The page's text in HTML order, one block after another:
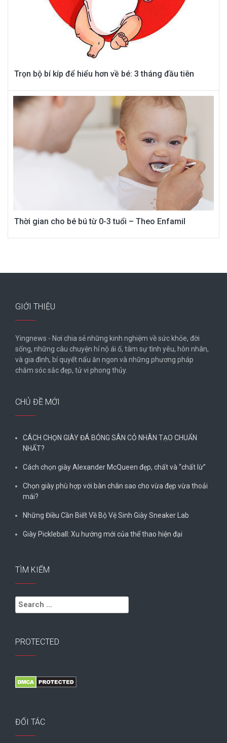
Trọn bộ bí kíp để hiểu hơn về bé: 3 tháng đầu tiên
Thời gian cho bé bú từ 0-3 tuổi – Theo Enfamil
GIỚI THIỆU
Yingnews - Nơi chia sẻ những kinh nghiệm về sức khỏe, đời
sống, những câu chuyện hỉ nộ ái ố, tâm sự tình yêu, hôn nhân,
và gia đình, bí quyết nấu ăn ngon và những phương pháp
chăm sóc sắc đẹp, tử vi phong thủy.
CHỦ ĐỀ MỚI
CÁCH CHỌN GIÀY ĐÁ BÓNG SÂN CỎ NHÂN TẠO CHUẨN
NHẤT?
Cách chọn giày Alexander McQueen đẹp, chất và “chất lừ”
Chọn giày phù hợp với bàn chân sao cho vừa đẹp vừa thoải
mái?
Những Điều Cần Biết Về Bộ Vệ Sinh Giày Sneaker Lab
Giày Pickleball: Xu hướng mới của thể thao hiện đại
TÌM KIẾM
Search
for:
PROTECTED
ĐỐI TÁC